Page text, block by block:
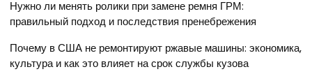
Нужно ли менять ролики при замене ремня ГРМ:
правильный подход и последствия пренебрежения
Почему в США не ремонтируют ржавые машины: экономика,
культура и как это влияет на срок службы кузова